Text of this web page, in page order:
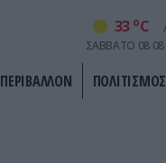
33 oC
ΣΑΒΒΑΤΟ 08 08
ΠΕΡΙΒΑΛΛΟΝ ΠΟΛΙΤΙΣΜΟΣ